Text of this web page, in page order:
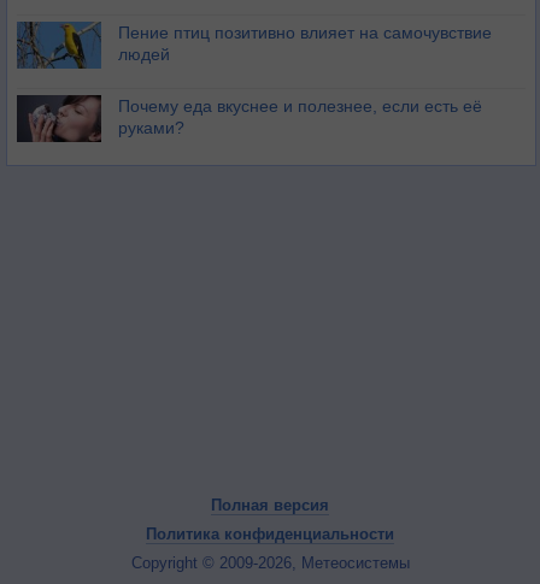
Пение птиц позитивно влияет на самочувствие
людей
Почему еда вкуснее и полезнее, если есть её
руками?
Полная версия
Политика конфиденциальности
Copyright © 2009-2026, Метеосистемы